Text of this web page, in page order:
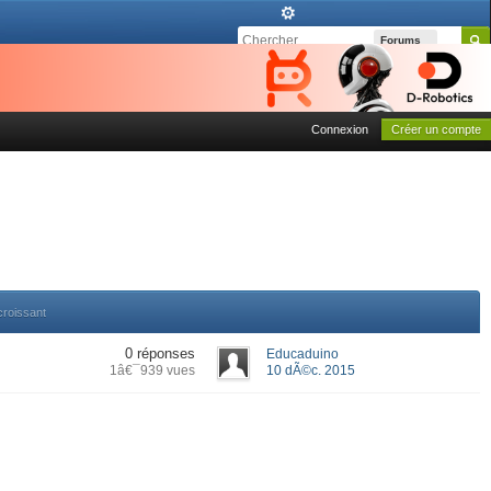
Forums
Connexion Créer un compte
0 réponses
1â€¯939 vues
Educaduino
10 dÃ©c. 2015